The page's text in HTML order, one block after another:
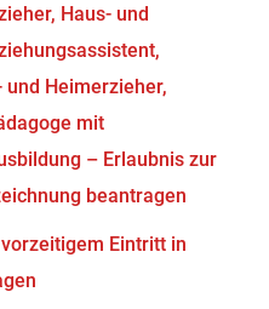
Haus- und
und Heimerzieher,
mit
– Erlaubnis zur
beantragen
Eintritt in